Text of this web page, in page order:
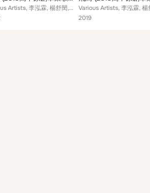
Various Artists, 李泓霖, 楊舒閔, 孫培綺, 許恩菱, 吳羽柔, 林言芯, 韓乃欣, 白宇辰, 楊庭毓, 王晨育, 盧可程, 杜鳳儀, 陳薇, 蔡佳穎, 申屠文栩, 陳柏翰, 陳宇祥, 曹馨云, 陳品妤, 林侑蓁, 王柏涵, 張翊婕, 鄭...
2019